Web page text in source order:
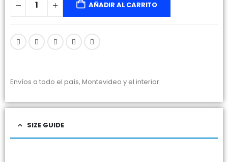
AÑADIR AL CARRITO
Envíos a todo el país, Montevideo y el interior.
SIZE GUIDE